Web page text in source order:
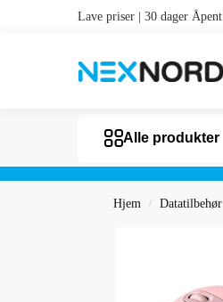
Lave priser | 30 dager
Alle produkter
Hjem / Datatilbehør